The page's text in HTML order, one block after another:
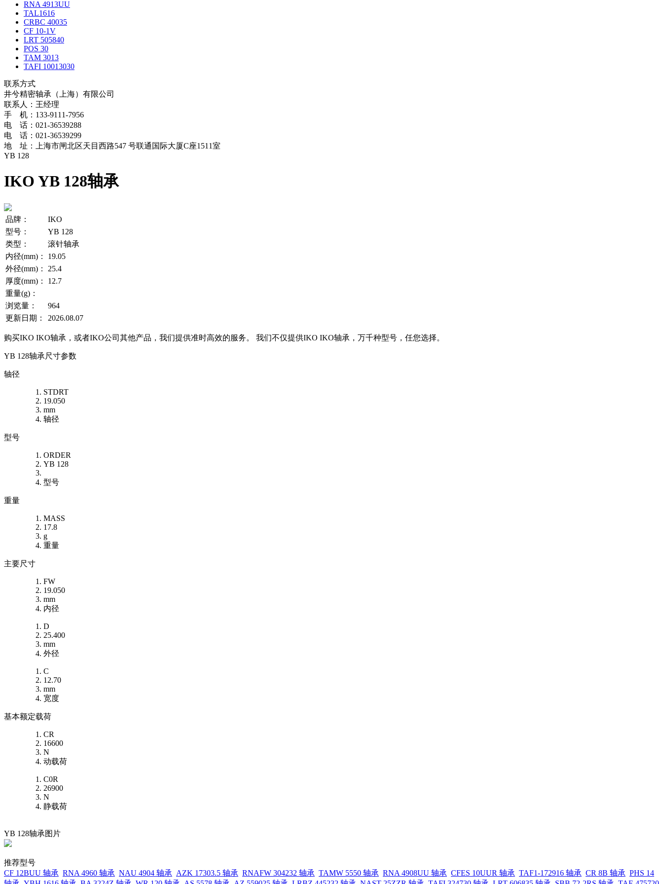
RNA 4913UU
TAL1616
CRBC 40035
CF 10-1V
LRT 505840
POS 30
TAM 3013
TAFI 10013030
联系方式
井兮精密轴承（上海）有限公司
联系人：王经理
手 机：133-9111-7956
电 话：021-36539288
电 话：021-36539299
地 址：上海市闸北区天目西路547 号联通国际大厦C座1511室
YB 128
IKO YB 128轴承
品牌：
IKO
型号：
YB 128
类型：
滚针轴承
内径(mm)：
19.05
外径(mm)：
25.4
厚度(mm)：
12.7
重量(g)：
浏览量：
964
更新日期：
2026.08.07
购买IKO IKO轴承，或者IKO公司其他产品，我们提供准时高效的服务。 我们不仅提供IKO IKO轴承，万千种型号，任您选择。
YB 128轴承尺寸参数
轴径
STDRT
19.050
mm
轴径
型号
ORDER
YB 128
型号
重量
MASS
17.8
g
重量
主要尺寸
FW
19.050
mm
内径
D
25.400
mm
外径
C
12.70
mm
宽度
基本额定载荷
CR
16600
N
动载荷
C0R
26900
N
静载荷
YB 128轴承图片
推荐型号
CF 12BUU 轴承 RNA 4960 轴承 NAU 4904 轴承 AZK 17303.5 轴承 RNAFW 304232 轴承 TAMW 5550 轴承 RNA 4908UU 轴承 CFES 10UUR 轴承 TAF1-172916 轴承 CR 8B 轴承 PHS 14